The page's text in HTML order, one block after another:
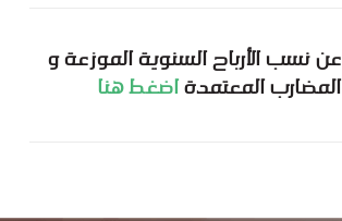
نسب الأرباح السنوية الموزعة و
المعتمدةاضغط هنا